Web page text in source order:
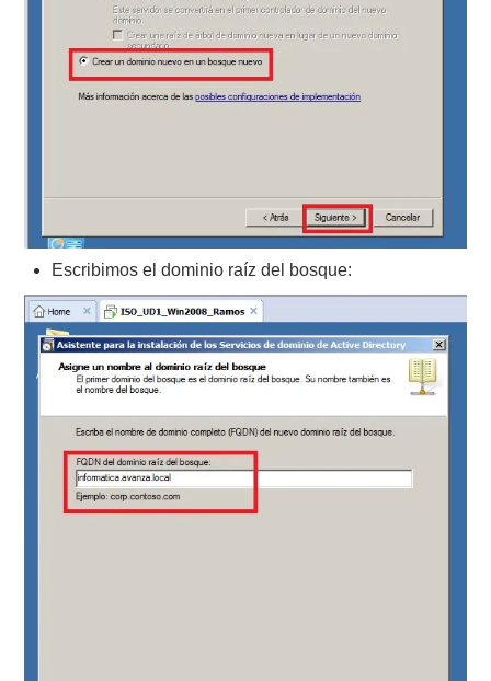
Escribimos el dominio raíz del bosque: